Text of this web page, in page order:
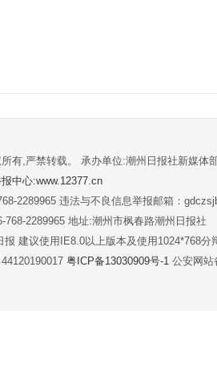
有,严禁转载。 承办单位:潮州日报社新媒体
中心:www.12377.cn
2289965 违法与不良信息举报邮箱：
768-2289965 地址:潮州市枫春路潮州日报社
建议使用IE8.0以上版本及使用1024*768分
粤ICP备13030909号-1 公安网站